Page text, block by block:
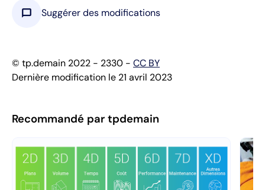
chat_bubble Suggérer des modifications
© tp.demain 2022 - 2330 - CC BY
Dernière modification le 21 avril 2023
Recommandé par tpdemain